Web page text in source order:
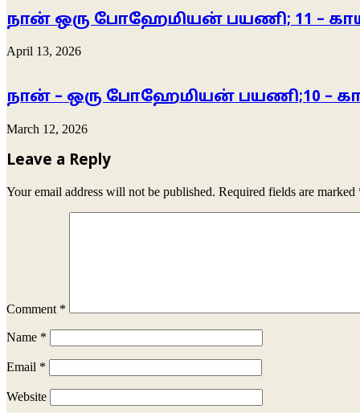
நான் ஒரு போஹேமியன் பயணி; 11 –
April 13, 2026
நான் – ஒரு போஹேமியன் பயணி;10 –
March 12, 2026
Leave a Reply
Your email address will not be published. Required fields are marked
Comment *
Name *
Email *
Website